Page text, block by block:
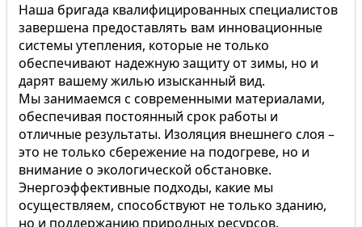
Наша бригада квалифицированных специалистов
завершена предоставлять вам инновационные
системы утепления, которые не только
обеспечивают надежную защиту от зимы, но и
дарят вашему жилью изысканный вид.
Мы занимаемся с современными материалами,
обеспечивая постоянный срок работы и
отличные результаты. Изоляция внешнего слоя –
это не только сбережение на подогреве, но и
внимание о экологической обстановке.
Энергоэффективные подходы, какие мы
осуществляем, способствуют не только зданию,
но и поддержанию природных ресурсов.